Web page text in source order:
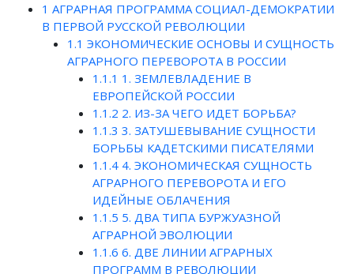
1 АГРАРНАЯ ПРОГРАММА СОЦИАЛ-ДЕМОКРАТИИ
В ПЕРВОЙ РУССКОЙ РЕВОЛЮЦИИ
1.1 ЭКОНОМИЧЕСКИЕ ОСНОВЫ И СУЩНОСТЬ
АГРАРНОГО ПЕРЕВОРОТА В РОССИИ
1.1.1 1. ЗЕМЛЕВЛАДЕНИЕ В
ЕВРОПЕЙСКОЙ РОССИИ
1.1.2 2. ИЗ-ЗА ЧЕГО ИДЕТ БОРЬБА?
1.1.3 3. ЗАТУШЕВЫВАНИЕ СУЩНОСТИ
БОРЬБЫ КАДЕТСКИМИ ПИСАТЕЛЯМИ
1.1.4 4. ЭКОНОМИЧЕСКАЯ СУЩНОСТЬ
АГРАРНОГО ПЕРЕВОРОТА И ЕГО
ИДЕЙНЫЕ ОБЛАЧЕНИЯ
1.1.5 5. ДВА ТИПА БУРЖУАЗНОЙ
АГРАРНОЙ ЭВОЛЮЦИИ
1.1.6 6. ДВЕ ЛИНИИ АГРАРНЫХ
ПРОГРАММ В РЕВОЛЮЦИИ